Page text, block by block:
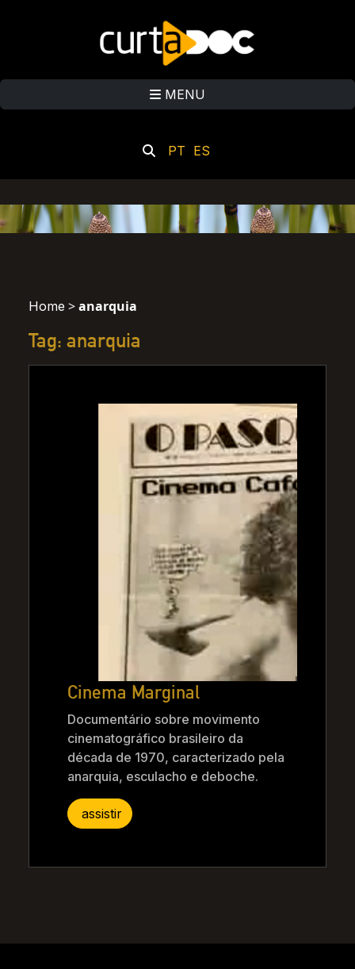
MENU
PT ES
Home >anarquia
Tag: anarquia
Cinema Marginal
Documentário sobre movimento
cinematográfico brasileiro da
década de 1970, caracterizado pela
anarquia, esculacho e deboche.
assistir